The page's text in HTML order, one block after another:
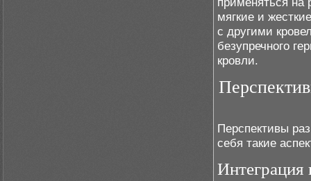
мягкие и
с другими
безупречного
кровли.
Перспективы
себя такие
Интеграция